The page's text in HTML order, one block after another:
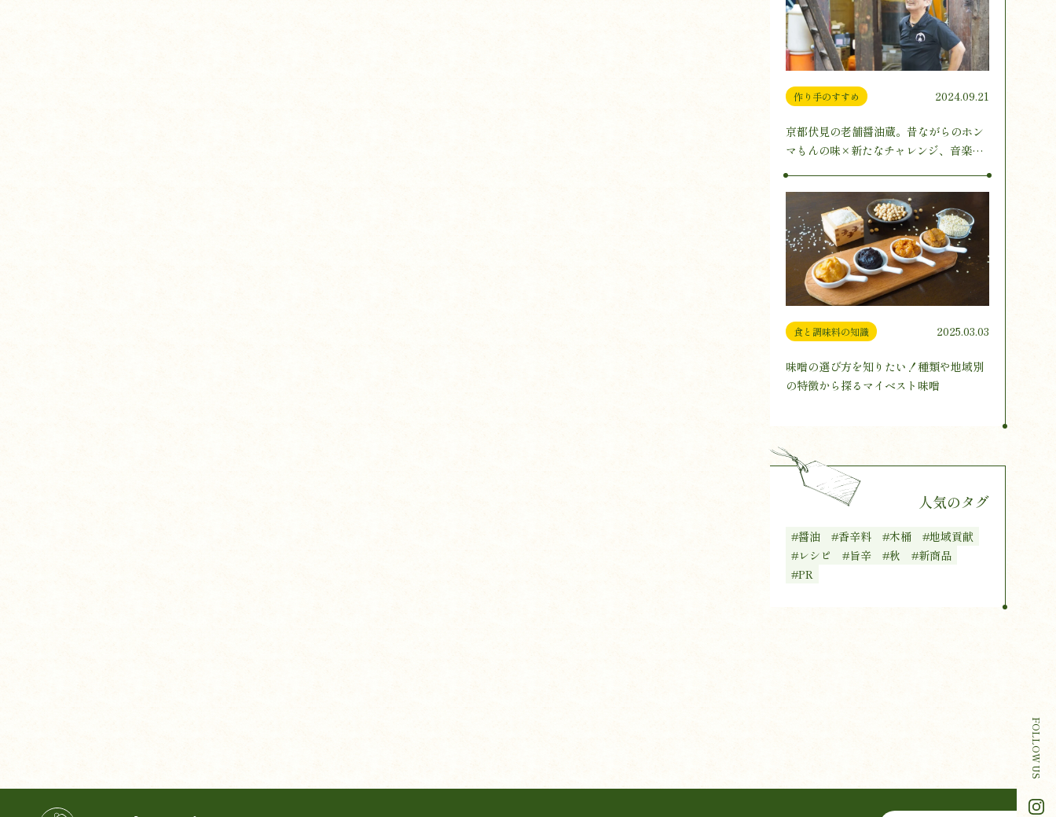
FOLLOW US
作り手のすすめ 2024.09.21
京都伏見の老舗醤油蔵。昔ながらのホン
マもんの味×新たなチャレンジ、音楽醸
食と調味料の知識 2025.03.03
味噌の選び方を知りたい！種類や地域別
の特徴から探るマイベスト味噌
人気のタグ
#醤油 #香辛料 #木桶
#地域貢献
#レシピ
#旨辛 #秋
#新商品
#PR